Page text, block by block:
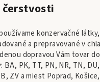
čerstvosti
konzervačné
a prepravované v
dopravou Vám tovar
BA, PK, TT, PN, NR, TN,
ZV a miest Poprad,